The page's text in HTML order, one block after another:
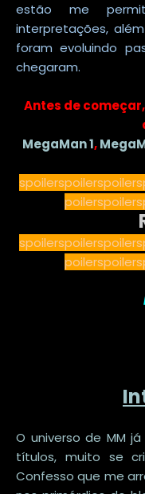
estão me
interpretações,
foram evoluindo
chegaram.
Antes de
MegaMan 1,
O universo de MM
títulos, muito se
Confesso que me